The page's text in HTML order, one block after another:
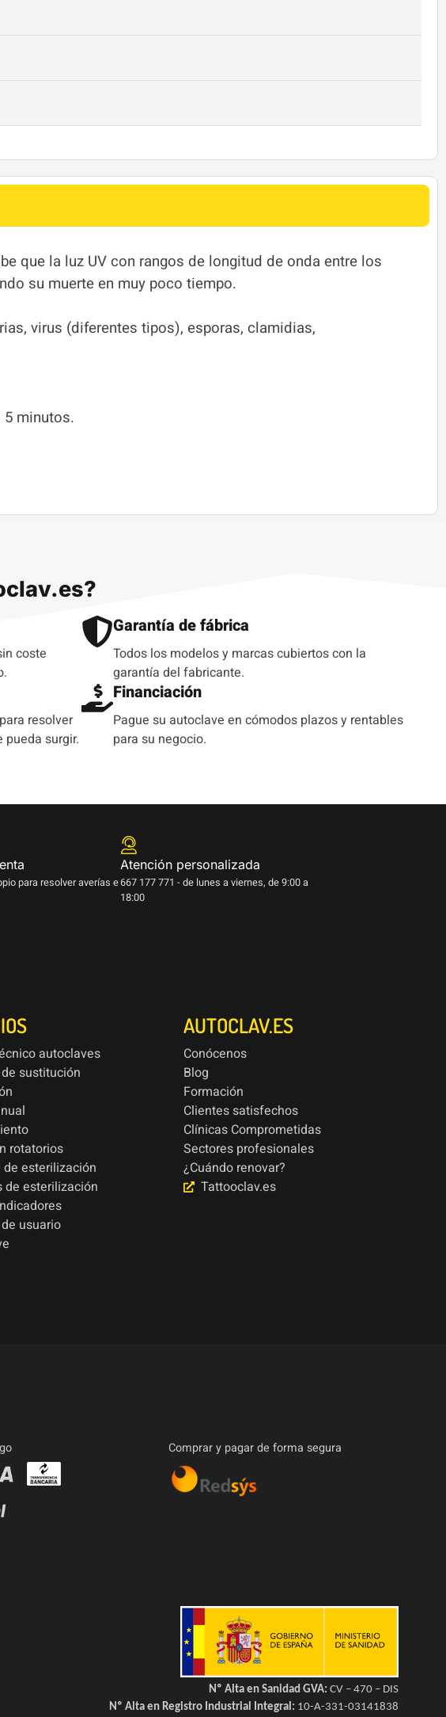
que la luz UV con rangos de longitud de onda entre los
su muerte en muy poco tiempo.
virus (diferentes tipos), esporas, clamidias,
minutos.
coste
Garantía de fábrica
Todos los modelos y marcas cubiertos con la
garantía del fabricante.
resolver
surgir.
Financiación
Pague su autoclave en cómodos plazos y rentables
para su negocio.
para resolver averías e
Atención personalizada
667 177 771 - de lunes a viernes, de 9:00 a
18:00
autoclaves
sustitución
rotatorios
esterilización
de esterilización
usuario
AUTOCLAV.ES
Conócenos
Blog
Formación
Clientes satisfechos
Clínicas Comprometidas
Sectores profesionales
¿Cuándo renovar?
Tattooclav.es
Comprar y pagar de forma segura
Nº Alta en Sanidad GVA: CV – 470 – DIS
Nº Alta en Registro Industrial Integral: 10-A-331-03141838